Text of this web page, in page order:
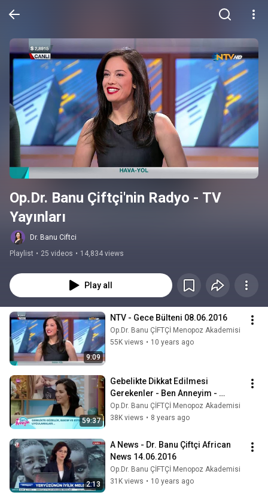
Op.Dr. Banu Çiftçi'nin Radyo - TV
Yayınları
Dr. Banu Ciftci
Playlist • 25 videos • 14,834 views
Play all
9:09
NTV - Gece Bülteni 08.06.2016
Op.Dr. Banu ÇİFTÇİ Menopoz Akademisi
55K views • 10 years ago
59:37
Gebelikte Dikkat Edilmesi
Gerekenler - Ben Anneyim -
12.12.2017
Op.Dr. Banu ÇİFTÇİ Menopoz Akademisi
38K views • 8 years ago
2:13
A News - Dr. Banu Çiftçi African
News 14.06.2016
Op.Dr. Banu ÇİFTÇİ Menopoz Akademisi
31K views • 10 years ago